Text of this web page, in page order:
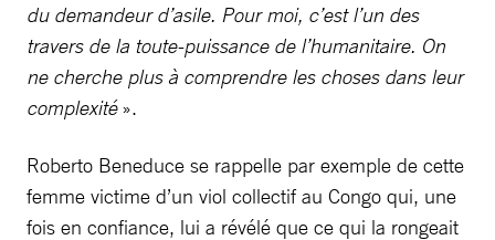
du demandeur d’asile. Pour moi, c’est l’un des
travers de la toute-puissance de l’humanitaire. On
ne cherche plus à comprendre les choses dans leur
complexité».
Roberto Beneduce se rappelle par exemple de cette
femme victime d’un viol collectif au Congo qui, une
fois en confiance, lui a révélé que ce qui la rongeait